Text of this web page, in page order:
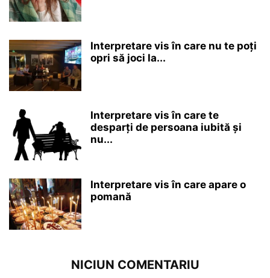
Interpretare vis în care nu te poți
opri să joci la...
Interpretare vis în care te
desparți de persoana iubită și
nu...
Interpretare vis în care apare o
pomană
NICIUN COMENTARIU